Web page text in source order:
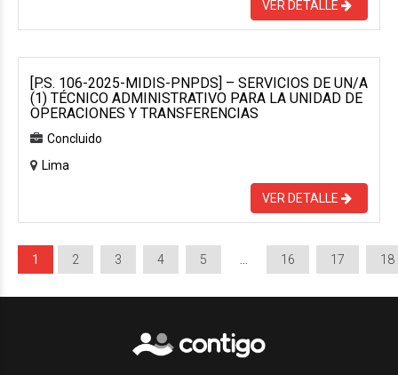
VER DETALLE
[P.S. 106-2025-MIDIS-PNPDS] – SERVICIOS DE UN/A
(1) TÉCNICO ADMINISTRATIVO PARA LA UNIDAD DE
OPERACIONES Y TRANSFERENCIAS
Concluido
Lima
VER DETALLE
1 2 3 4 5 16 17 18